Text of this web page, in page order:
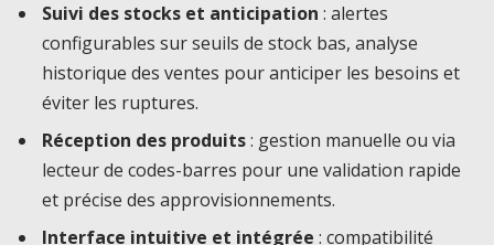
Suivi des stocks et anticipation : alertes
configurables sur seuils de stock bas, analyse
historique des ventes pour anticiper les besoins et
éviter les ruptures.
Réception des produits: gestion manuelle ou via
lecteur de codes-barres pour une validation rapide
et précise des approvisionnements.
Interface intuitive et intégrée : compatibilité